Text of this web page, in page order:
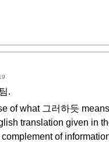
.
of what 그러하듯
translation given in
of